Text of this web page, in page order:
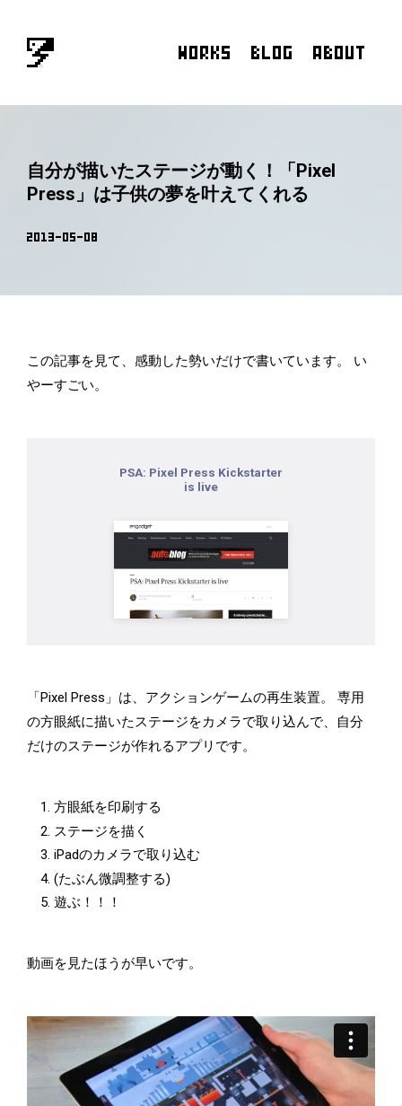
自分が描いたステージが動く！「Pixel
Press」は子供の夢を叶えてくれる
この記事を見て、感動した勢いだけで書いています。 い
やーすごい。
PSA: Pixel Press Kickstarter
is live
「Pixel Press」は、アクションゲームの再生装置。 専用
の方眼紙に描いたステージをカメラで取り込んで、自分
だけのステージが作れるアプリです。
方眼紙を印刷する
ステージを描く
iPadのカメラで取り込む
(たぶん微調整する)
遊ぶ！！！
動画を見たほうが早いです。